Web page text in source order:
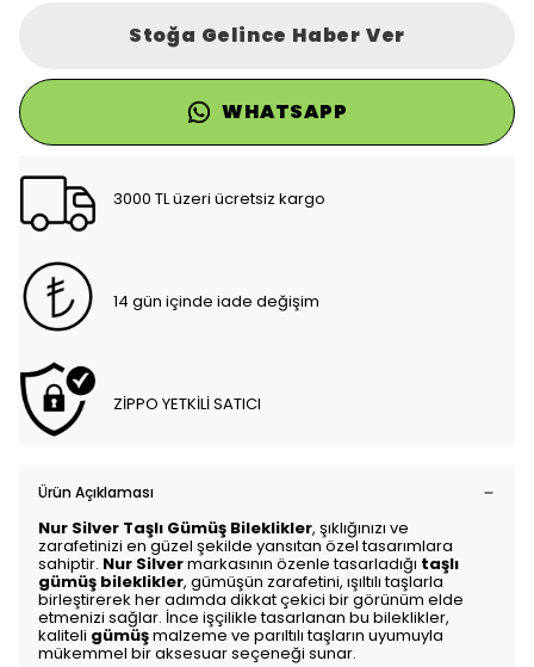
Stoğa Gelince Haber Ver
WHATSAPP
3000 TL üzeri ücretsiz kargo
14 gün içinde iade değişim
ZİPPO YETKİLİ SATICI
Ürün Açıklaması
Nur Silver Taşlı Gümüş Bileklikler, şıklığınızı ve
zarafetinizi en güzel şekilde yansıtan özel tasarımlara
sahiptir. Nur Silvermarkasının özenle tasarladığı taşlı
gümüş bileklikler, gümüşün zarafetini, ışıltılı taşlarla
birleştirerek her adımda dikkat çekici bir görünüm elde
etmenizi sağlar. İnce işçilikle tasarlanan bu bileklikler,
kaliteli gümüşmalzeme ve parıltılı taşların uyumuyla
mükemmel bir aksesuar seçeneği sunar.